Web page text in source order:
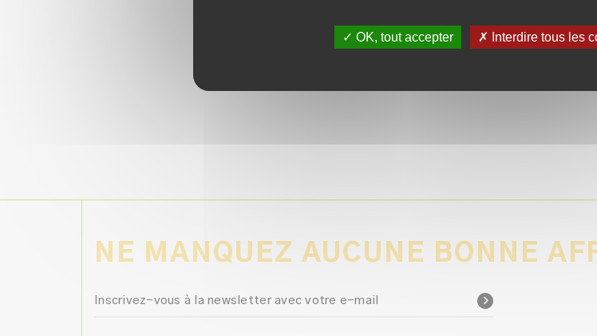
AFFICHER PLUS
NE MANQUEZ AUCUNE BONNE
Inscrivez-vous à la newsletter avec votre e-mail
✓ OK, tout accepter ✗ Interdire tous les